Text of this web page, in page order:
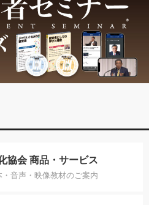
協会 商品・サービス
音声・映像教材のご案内